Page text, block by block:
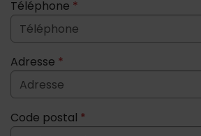
Téléphone *
Adresse *
Code postal *